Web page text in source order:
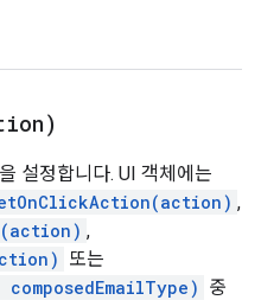
설정합니다. UI 객체에는
,
,
또는
중